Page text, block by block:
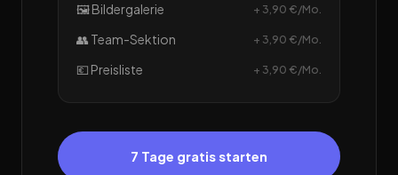
🖼️ Bildergalerie + 3,90 €/Mo.
👥 Team-Sektion + 3,90 €/Mo.
💶 Preisliste + 3,90 €/Mo.
7 Tage gratis starten